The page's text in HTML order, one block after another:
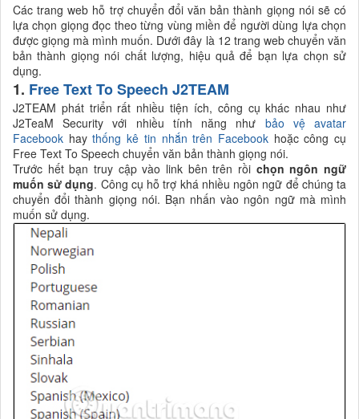
Các trang web hỗ trợ chuyển đổi văn bản thành giọng nói sẽ có
lựa chọn giọng đọc theo từng vùng miền để người dùng lựa chọn
được giọng mà mình muốn. Dưới đây là 12 trang web chuyển văn
bản thành giọng nói chất lượng, hiệu quả để bạn lựa chọn sử
dụng.
1. Free Text To Speech J2TEAM
J2TEAM phát triển rất nhiều tiện ích, công cụ khác nhau như
J2TeaM Security với nhiều tính năng như bảo vệ avatar
Facebook haythống kê tin nhắn trên Facebookhoặc công cụ
Free Text To Speech chuyển văn bản thành giọng nói.
Trước hết bạn truy cập vào link bên trên rồi chọn ngôn ngữ
muốn sử dụng. Công cụ hỗ trợ khá nhiều ngôn ngữ để chúng ta
chuyển đổi thành giọng nói. Bạn nhấn vào ngôn ngữ mà mình
muốn sử dụng.